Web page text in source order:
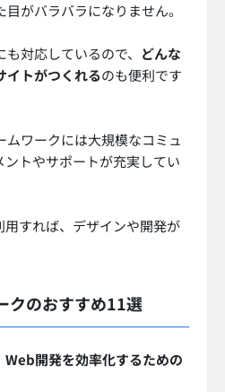
がバラバラになりません。
対応しているので、 どんな
イトがつくれるのも便利です
ムワークには大規模なコミュ
トやサポートが充実してい
用すれば、デザインや開発が
クのおすすめ11選
Web開発を効率化するための